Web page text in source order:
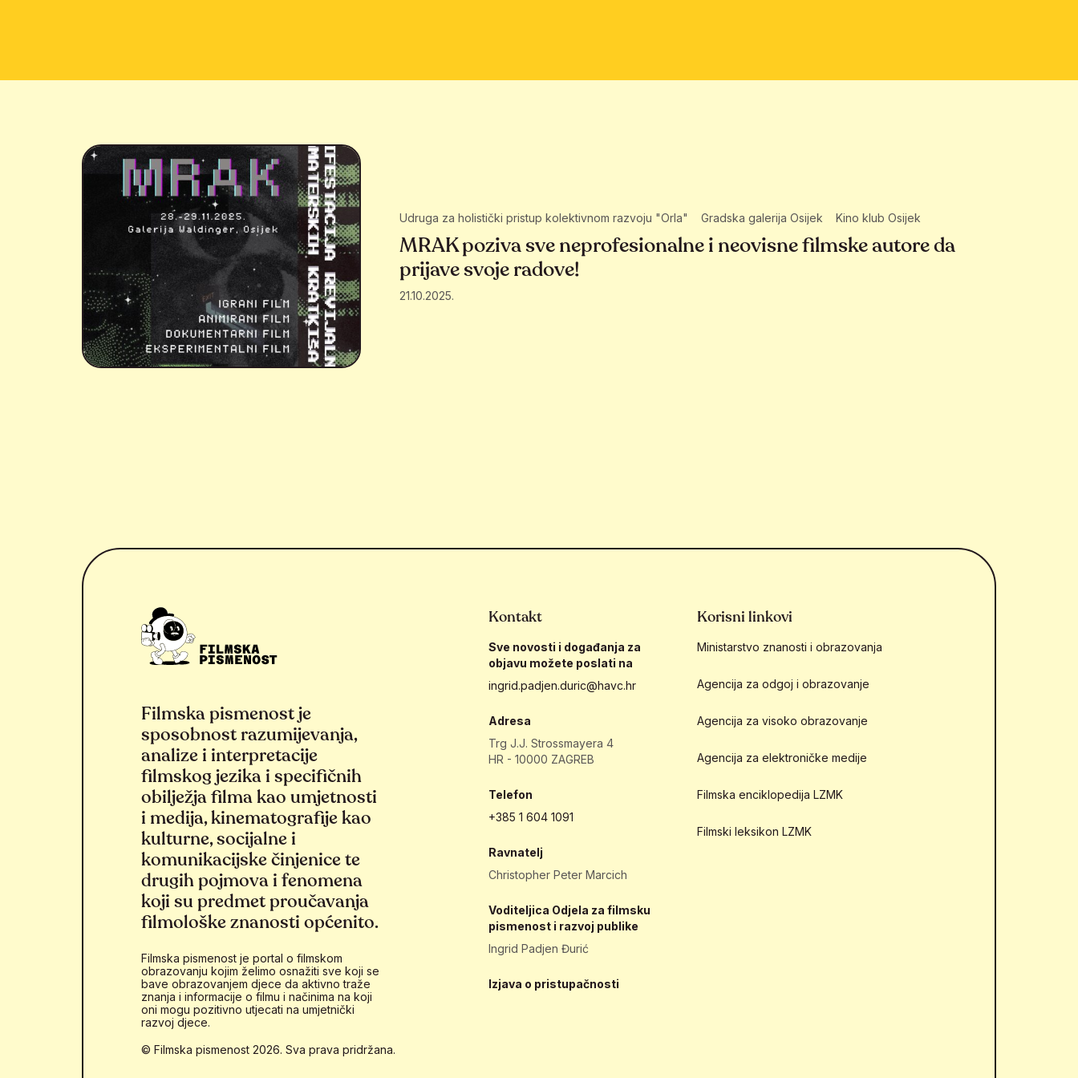
Udruga za holistički pristup kolektivnom razvoju "Orla" Gradska galerija Osijek Kino klub Osijek
MRAK poziva sve neprofesionalne i neovisne filmske autore da
prijave svoje radove!
21.10.2025.
Filmska pismenost je
sposobnost razumijevanja,
analize i interpretacije
filmskog jezika i specifičnih
obilježja filma kao umjetnosti
i medija, kinematografije kao
kulturne, socijalne i
komunikacijske činjenice te
drugih pojmova i fenomena
koji su predmet proučavanja
filmološke znanosti općenito.
Filmska pismenost je portal o filmskom
obrazovanju kojim želimo osnažiti sve koji se
bave obrazovanjem djece da aktivno traže
znanja i informacije o filmu i načinima na koji
oni mogu pozitivno utjecati na umjetnički
razvoj djece.
Kontakt
Sve novosti i događanja za
objavu možete poslati na
ingrid.padjen.duric@havc.hr
Adresa
Trg J.J. Strossmayera 4
HR - 10000 ZAGREB
Telefon
+385 1 604 1091
Ravnatelj
Christopher Peter Marcich
Voditeljica Odjela za filmsku
pismenost i razvoj publike
Ingrid Padjen Đurić
Izjava o pristupačnosti
Korisni linkovi
Ministarstvo znanosti i obrazovanja
Agencija za odgoj i obrazovanje
Agencija za visoko obrazovanje
Agencija za elektroničke medije
Filmska enciklopedija LZMK
Filmski leksikon LZMK
© Filmska pismenost 2026. Sva prava pridržana.